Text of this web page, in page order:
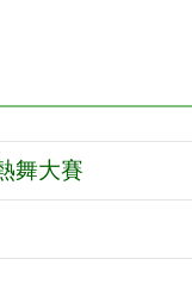
舞大賽